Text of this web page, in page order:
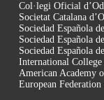
Col·legi Oficial
Societat Catalana
Sociedad Española
Sociedad Española
Sociedad Española
International
American Academy
European